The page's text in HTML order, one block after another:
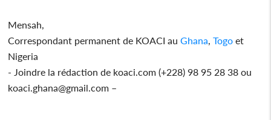
Mensah,
Correspondant permanent de KOACI auGhana, Togo et
Nigeria
- Joindre la rédaction de koaci.com (+228) 98 95 28 38 ou
koaci.ghana@gmail.com –